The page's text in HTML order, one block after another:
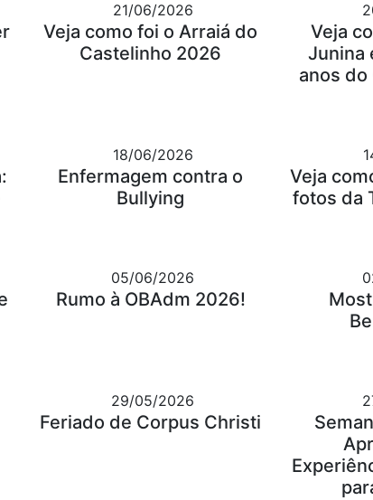
21/06/2026
Veja como foi o Arraiá do
Castelinho 2026
Veja
Junina
anos do
18/06/2026
Enfermagem contra o
Bullying
Veja
fotos da
05/06/2026
Rumo à OBAdm 2026!
29/05/2026
Feriado de Corpus Christi